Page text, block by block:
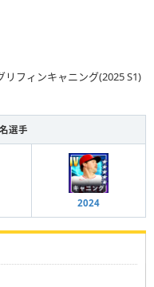
リフィンキャニング(2025 S1)
選手
2024